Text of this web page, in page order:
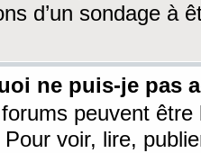
d’un sondage à
ne puis-je pas
peuvent être
voir, lire,